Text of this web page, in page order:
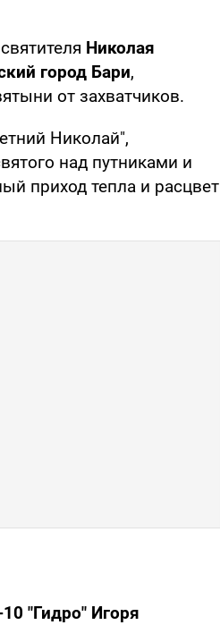
Николая
город Бари,
от захватчиков.
Николай",
над путниками и
приход тепла и расцвет
"Гидро" Игоря